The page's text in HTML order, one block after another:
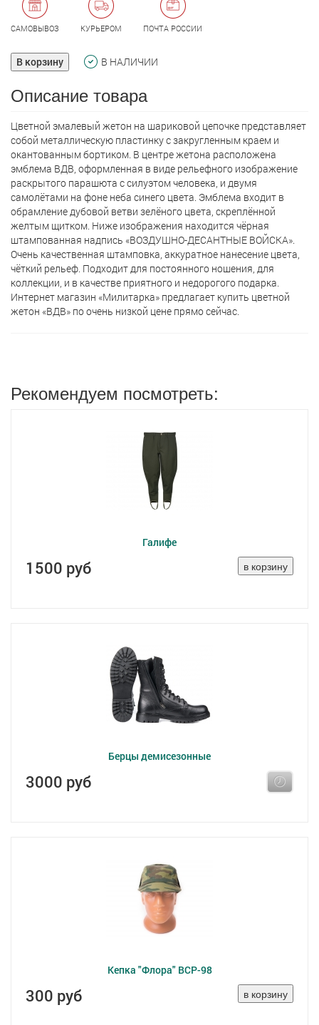
САМОВЫВОЗ КУРЬЕРОМ ПОЧТА РОССИИ
В корзину В НАЛИЧИИ
Описание товара
Цветной эмалевый жетон на шариковой цепочке представляет
собой металлическую пластинку с закругленным краем и
окантованным бортиком. В центре жетона расположена
эмблема ВДВ, оформленная в виде рельефного изображение
раскрытого парашюта с силуэтом человека, и двумя
самолётами на фоне неба синего цвета. Эмблема входит в
обрамление дубовой ветви зелёного цвета, скреплённой
желтым щитком. Ниже изображения находится чёрная
штампованная надпись «ВОЗДУШНО-ДЕСАНТНЫЕ ВОЙСКА».
Очень качественная штамповка, аккуратное нанесение цвета,
чёткий рельеф. Подходит для постоянного ношения, для
коллекции, и в качестве приятного и недорогого подарка.
Интернет магазин «Милитарка» предлагает кyпить цветной
жетон «ВДВ» по очень низкой цене прямо сейчас.
Рекомендуем посмотреть:
Галифе
1500 руб
Берцы демисезонные
3000 руб
Кепка "Флора" ВСР-98
300 руб